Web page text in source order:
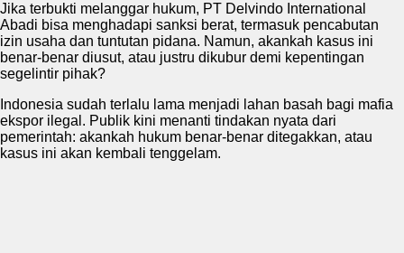
Jika terbukti melanggar hukum, PT Delvindo International
Abadi bisa menghadapi sanksi berat, termasuk pencabutan
izin usaha dan tuntutan pidana. Namun, akankah kasus ini
benar-benar diusut, atau justru dikubur demi kepentingan
segelintir pihak?
Indonesia sudah terlalu lama menjadi lahan basah bagi mafia
ekspor ilegal. Publik kini menanti tindakan nyata dari
pemerintah: akankah hukum benar-benar ditegakkan, atau
kasus ini akan kembali tenggelam.